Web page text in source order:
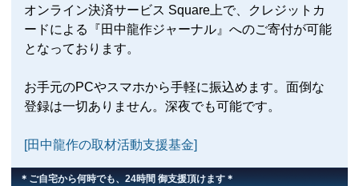
オンライン決済サービス Square上で、クレジットカ
ードによる『田中龍作ジャーナル』へのご寄付が可能
となっております。
お手元のPCやスマホから手軽に振込めます。面倒な
登録は一切ありません。深夜でも可能です。
[田中龍作の取材活動支援基金]
＊ご自宅から何時でも、24時間 御支援頂けます＊